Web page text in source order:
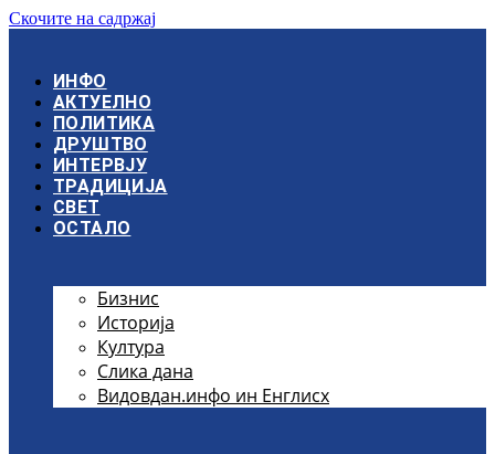
Скочите на садржај
ИНФО
АКТУЕЛНО
ПОЛИТИКА
ДРУШТВО
ИНТЕРВЈУ
ТРАДИЦИЈА
СВЕТ
ОСТАЛО
Бизнис
Историја
Култура
Слика дана
Видовдан.инфо ин Енглисх